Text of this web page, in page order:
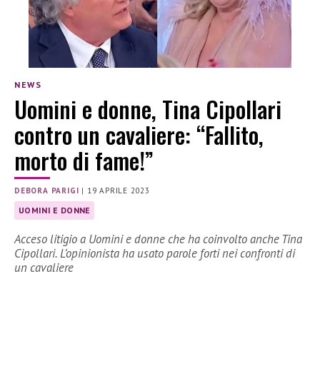
NEWS
Uomini e donne, Tina Cipollari
contro un cavaliere: “Fallito,
morto di fame!”
DEBORA PARIGI | 19 APRILE 2023
UOMINI E DONNE
Acceso litigio a Uomini e donne che ha coinvolto anche Tina
Cipollari. L’opinionista ha usato parole forti nei confronti di
un cavaliere